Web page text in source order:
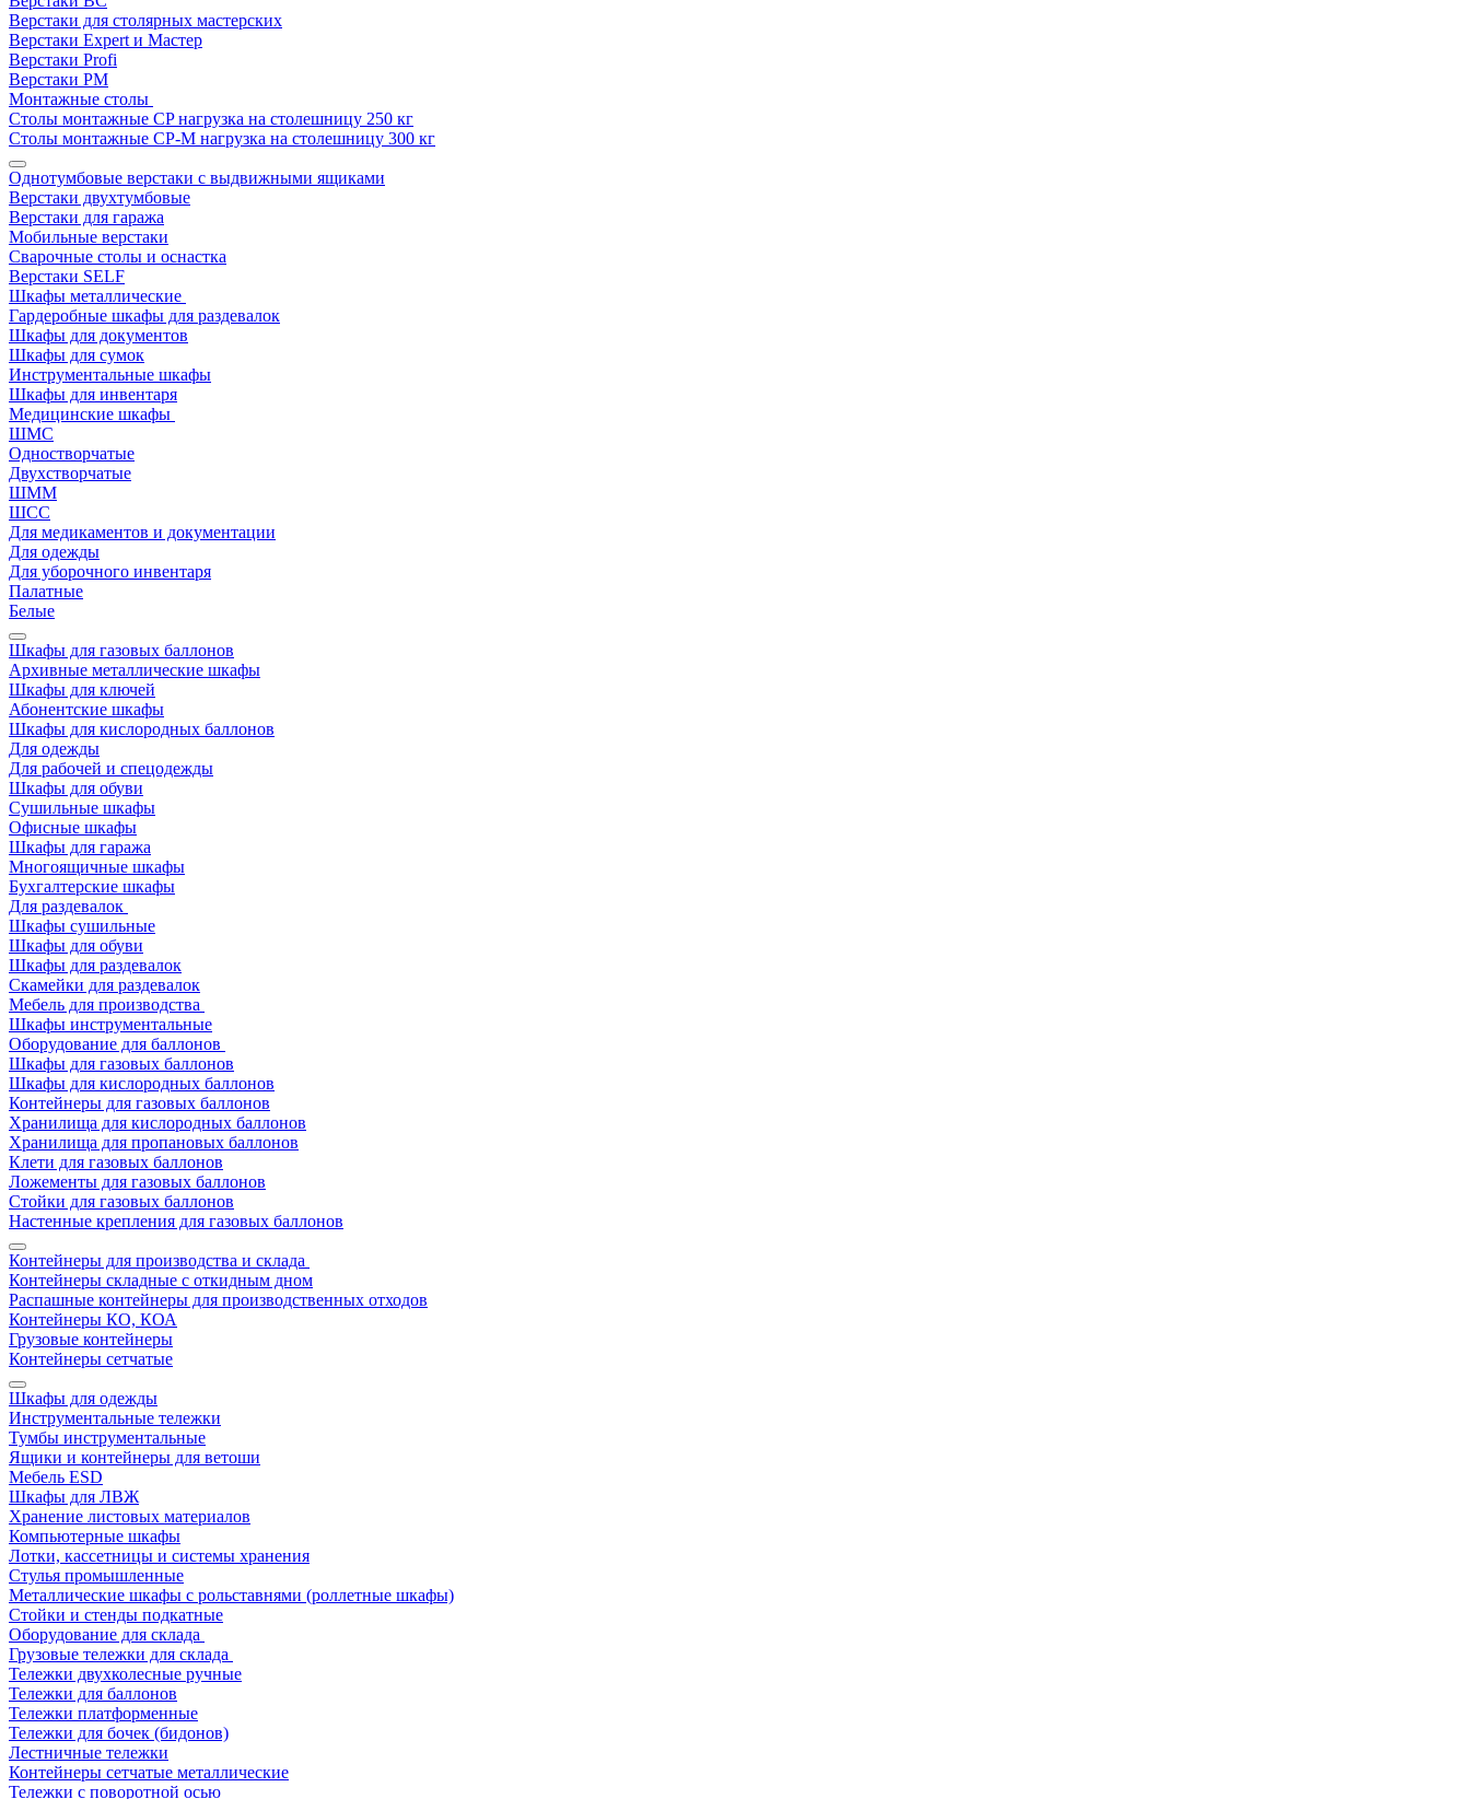
Верстаки для столярных мастерских
Верстаки Expert и Мастер
Верстаки Profi
Верстаки РМ
Монтажные столы
Столы монтажные СP нагрузка на столешницу 250 кг
Столы монтажные СР-М нагрузка на столешницу 300 кг
Однотумбовые верстаки с выдвижными ящиками
Верстаки двухтумбовые
Верстаки для гаража
Мобильные верстаки
Сварочные столы и оснастка
Верстаки SELF
Шкафы металлические
Гардеробные шкафы для раздевалок
Шкафы для документов
Шкафы для сумок
Инструментальные шкафы
Шкафы для инвентаря
Медицинские шкафы
ШМС
Одностворчатые
Двухстворчатые
ШММ
ШСС
Для медикаментов и документации
Для одежды
Для уборочного инвентаря
Палатные
Белые
Шкафы для газовых баллонов
Архивные металлические шкафы
Шкафы для ключей
Абонентские шкафы
Шкафы для кислородных баллонов
Для одежды
Для рабочей и спецодежды
Шкафы для обуви
Сушильные шкафы
Офисные шкафы
Шкафы для гаража
Многоящичные шкафы
Бухгалтерские шкафы
Для раздевалок
Шкафы сушильные
Шкафы для обуви
Шкафы для раздевалок
Скамейки для раздевалок
Мебель для производства
Шкафы инструментальные
Оборудование для баллонов
Шкафы для газовых баллонов
Шкафы для кислородных баллонов
Контейнеры для газовых баллонов
Хранилища для кислородных баллонов
Хранилища для пропановых баллонов
Клети для газовых баллонов
Ложементы для газовых баллонов
Стойки для газовых баллонов
Настенные крепления для газовых баллонов
Контейнеры для производства и склада
Контейнеры складные с откидным дном
Распашные контейнеры для производственных отходов
Контейнеры КО, КОА
Грузовые контейнеры
Контейнеры сетчатые
Шкафы для одежды
Инструментальные тележки
Тумбы инструментальные
Ящики и контейнеры для ветоши
Мебель ESD
Шкафы для ЛВЖ
Хранение листовых материалов
Компьютерные шкафы
Лотки, кассетницы и системы хранения
Стулья промышленные
Металлические шкафы с рольставнями (роллетные шкафы)
Стойки и стенды подкатные
Оборудование для склада
Грузовые тележки для склада
Тележки двухколесные ручные
Тележки для баллонов
Тележки платформенные
Тележки для бочек (бидонов)
Лестничные тележки
Контейнеры сетчатые металлические
Тележки с поворотной осью